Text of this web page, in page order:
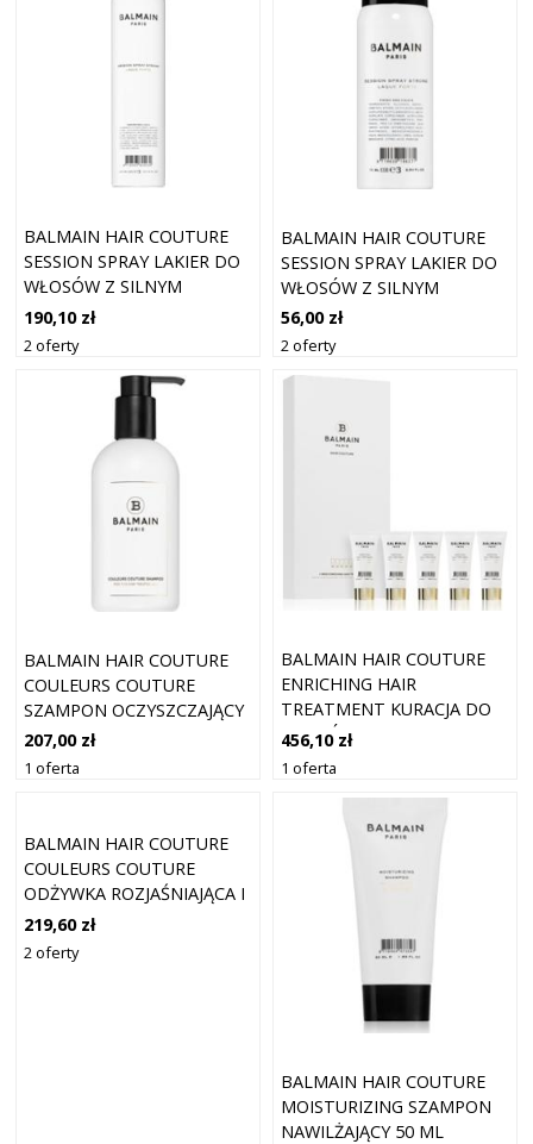
BALMAIN HAIR COUTURE
SESSION SPRAY LAKIER DO
WŁOSÓW Z SILNYM
UTRWALENIEM 300 ML
190,10 zł
2 oferty
BALMAIN HAIR COUTURE
SESSION SPRAY LAKIER DO
WŁOSÓW Z SILNYM
UTRWALENIEM
OPAKOWANIE PODRÓŻNE
75 ML
56,00 zł
2 oferty
BALMAIN HAIR COUTURE
COULEURS COUTURE
SZAMPON OCZYSZCZAJĄCY
300 ML
207,00 zł
1 oferta
BALMAIN HAIR COUTURE
ENRICHING HAIR
TREATMENT KURACJA DO
WŁOSÓW 5X20 ML
456,10 zł
1 oferta
BALMAIN HAIR COUTURE
COULEURS COUTURE
ODŻYWKA ROZJAŚNIAJĄCA I
WZMACNIAJĄCA DO
WŁOSÓW FARBOWANYCH
300 ML
219,60 zł
2 oferty
BALMAIN HAIR COUTURE
MOISTURIZING SZAMPON
NAWILŻAJĄCY 50 ML